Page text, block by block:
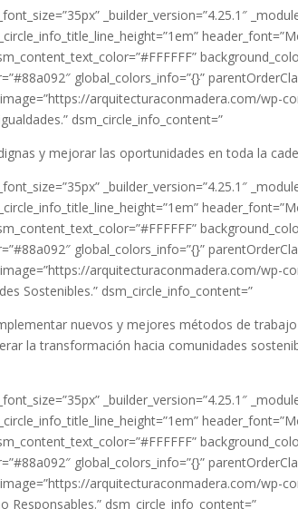
_builder_version=”4.25.1″
global_colors_info=”{}”
arquitecturaconmadera.com/wp-
dsm_circle_info_content=”
y mejorar las oportunidades en toda la
_builder_version=”4.25.1″
global_colors_info=”{}”
arquitecturaconmadera.com/wp-
Sostenibles.” dsm_circle_info_content=”
nuevos y mejores métodos de
la transformación hacia comunidades
_builder_version=”4.25.1″
global_colors_info=”{}”
arquitecturaconmadera.com/wp-
dsm_circle_info_content=”